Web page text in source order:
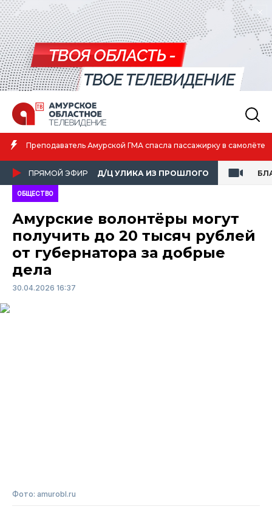
Амурская спортсменка выиграла первенство России по лёгкой
атлетике
ПРЯМОЙ ЭФИР Д/Ц УЛИКА ИЗ ПРОШЛОГО
ОБЩЕСТВО
Амурские волонтёры могут
получить до 20 тысяч рублей
от губернатора за добрые
дела
30.04.2026 16:37
Фото: amurobl.ru